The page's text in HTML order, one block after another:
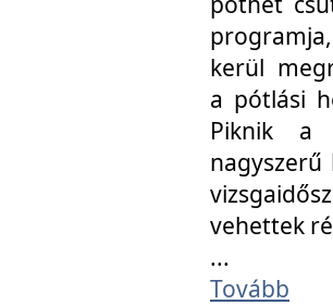
kerül
a pótlási
Piknik a
vehettek
...
Tovább